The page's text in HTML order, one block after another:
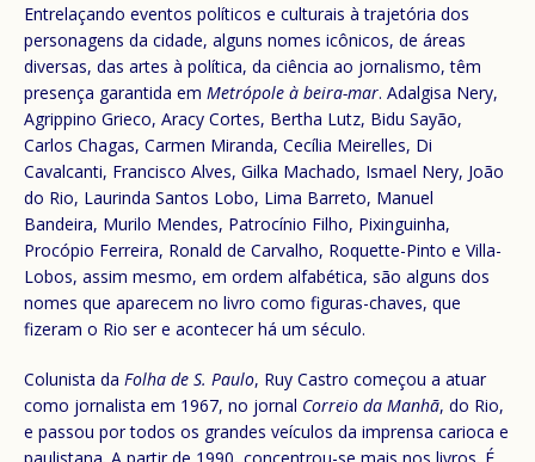
Entrelaçando eventos políticos e culturais à trajetória dos
personagens da cidade, alguns nomes icônicos, de áreas
diversas, das artes à política, da ciência ao jornalismo, têm
presença garantida em Metrópole à beira-mar. Adalgisa Nery,
Agrippino Grieco, Aracy Cortes, Bertha Lutz, Bidu Sayão,
Carlos Chagas, Carmen Miranda, Cecília Meirelles, Di
Cavalcanti, Francisco Alves, Gilka Machado, Ismael Nery, João
do Rio, Laurinda Santos Lobo, Lima Barreto, Manuel
Bandeira, Murilo Mendes, Patrocínio Filho, Pixinguinha,
Procópio Ferreira, Ronald de Carvalho, Roquette-Pinto e Villa-
Lobos, assim mesmo, em ordem alfabética, são alguns dos
nomes que aparecem no livro como figuras-chaves, que
fizeram o Rio ser e acontecer há um século.
Colunista da Folha de S. Paulo, Ruy Castro começou a atuar
como jornalista em 1967, no jornal Correio da Manhã, do Rio,
e passou por todos os grandes veículos da imprensa carioca e